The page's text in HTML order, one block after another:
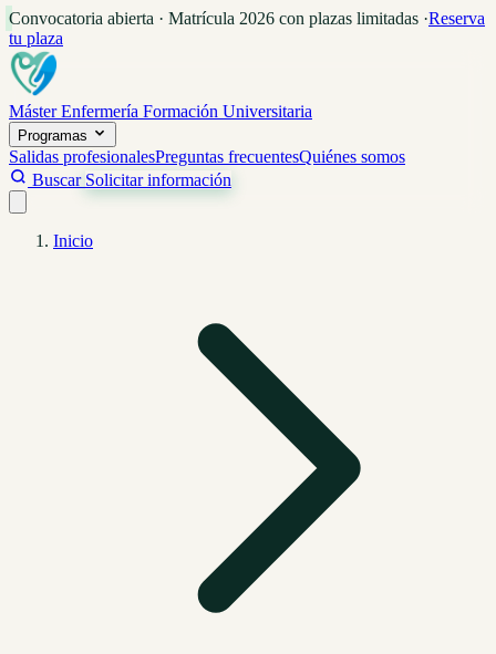
Convocatoria abierta · Matrícula 2026 con plazas limitadas ·Reserva
tu plaza
Máster Enfermería Formación Universitaria
Programas
Salidas profesionalesPreguntas frecuentesQuiénes somos
Buscar Solicitar información
Inicio